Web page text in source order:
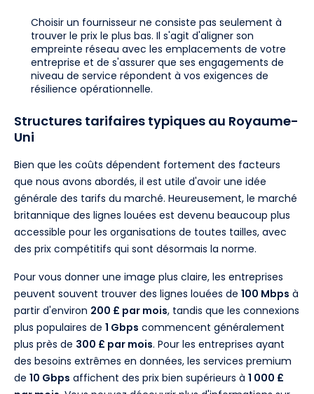
Choisir un fournisseur ne consiste pas seulement à
trouver le prix le plus bas. Il s'agit d'aligner son
empreinte réseau avec les emplacements de votre
entreprise et de s'assurer que ses engagements de
niveau de service répondent à vos exigences de
résilience opérationnelle.
Structures tarifaires typiques au Royaume-
Uni
Bien que les coûts dépendent fortement des facteurs
que nous avons abordés, il est utile d'avoir une idée
générale des tarifs du marché. Heureusement, le marché
britannique des lignes louées est devenu beaucoup plus
accessible pour les organisations de toutes tailles, avec
des prix compétitifs qui sont désormais la norme.
Pour vous donner une image plus claire, les entreprises
peuvent souvent trouver des lignes louées de 100 Mbps à
partir d'environ 200 £ par mois, tandis que les connexions
plus populaires de 1 Gbps commencent généralement
plus près de 300 £ par mois. Pour les entreprises ayant
des besoins extrêmes en données, les services premium
de 10 Gbps affichent des prix bien supérieurs à 1 000 £